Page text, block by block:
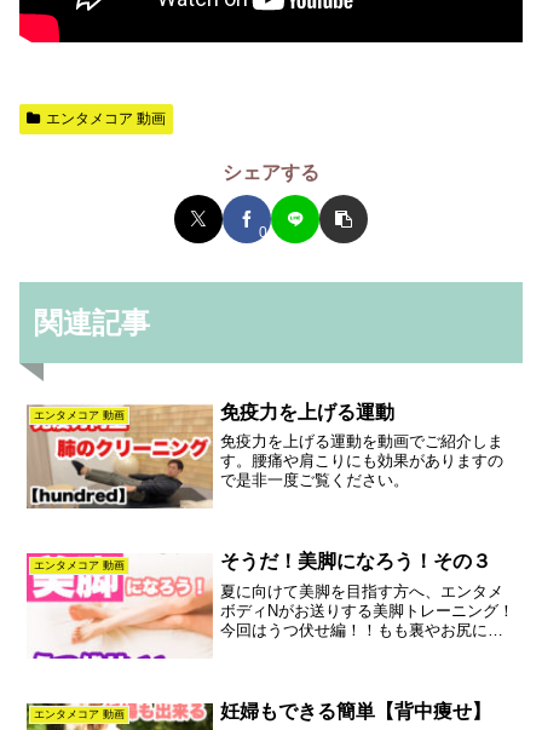
エンタメコア 動画
シェアする
0
関連記事
エンタメコア 動画 免疫力を上げる運動
免疫力を上げる運動を動画でご紹介しま
す。腰痛や肩こりにも効果がありますの
で是非一度ご覧ください。
エンタメコア 動画 そうだ！美脚になろう！その３
夏に向けて美脚を目指す方へ、エンタメ
ボディNがお送りする美脚トレーニング！
今回はうつ伏せ編！！もも裏やお尻にも
エンタメコア 動画 妊婦もできる簡単【背中痩せ】